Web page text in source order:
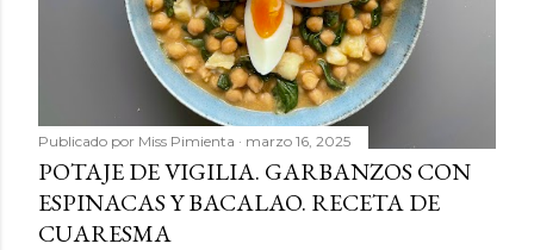
Publicado por Miss Pimienta marzo 16, 2025
POTAJE DE VIGILIA. GARBANZOS CON
ESPINACAS Y BACALAO. RECETA DE
CUARESMA